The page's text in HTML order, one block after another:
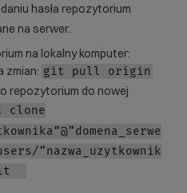
hasła repozytorium
na serwer.
na lokalny komputer:
zmian: git pull origin
repozytorium do nowej
clone
”nazwa_uzytkownik